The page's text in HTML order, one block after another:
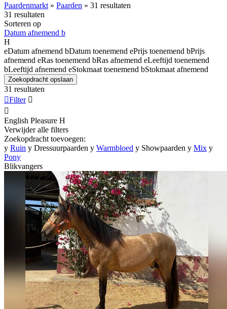
Paardenmarkt » Paarden » 31 resultaten
31 resultaten
Sorteren op
Datum afnemend b
H
eDatum afnemend bDatum toenemend ePrijs toenemend bPrijs
afnemend eRas toenemend bRas afnemend eLeeftijd toenemend
bLeeftijd afnemend eStokmaat toenemend bStokmaat afnemend
Zoekopdracht opslaan
31 resultaten
Filter 

English Pleasure H
Verwijder alle filters
Zoekopdracht toevoegen:
y Ruin y Dressuurpaarden y Warmbloed y Showpaarden y Mix y
Pony
Blikvangers